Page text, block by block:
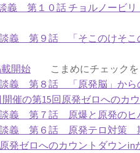
義 第１０話 チョルノービ
義 第９話 「そこのけそこ
開始 こまめにチェックを
義 第８話 「原発脳」から
開催の第15回原発ゼロへのカ
義 第７話 原爆と原発のヒ
談義 第６話 原発テロ対策
原発ゼロへのカウントダウン